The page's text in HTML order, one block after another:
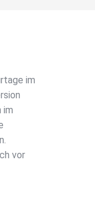
im
im
vor